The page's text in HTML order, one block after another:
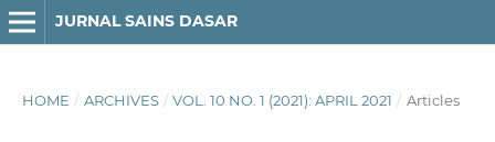
JURNAL SAINS DASAR
HOME / ARCHIVES / VOL. 10 NO. 1 (2021): APRIL 2021 / Articles